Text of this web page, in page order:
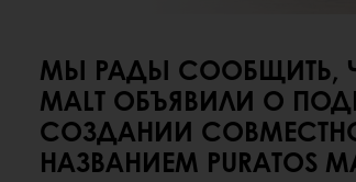
МЫ РАДЫ СООБЩИТЬ,
MALT ОБЪЯВИЛИ О
СОЗДАНИИ
НАЗВАНИЕМ PURATOS